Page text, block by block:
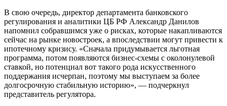
В свою очередь, директор департамента банковского
регулирования и аналитики ЦБ РФ Александр Данилов
напомнил собравшимся уже о рисках, которые накапливаются
сейчас на рынке новостроек, а впоследствии могут привести к
ипотечному кризису. «Сначала придумывается льготная
программа, потом появляются бизнес-схемы с околонулевой
ставкой, но потенциал вот такого рода искусственного
поддержания исчерпан, поэтому мы выступаем за более
долгосрочную стабильную историю», — подчеркнул
представитель регулятора.